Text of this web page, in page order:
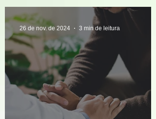
26 de nov. de 2024 3 min de leitura